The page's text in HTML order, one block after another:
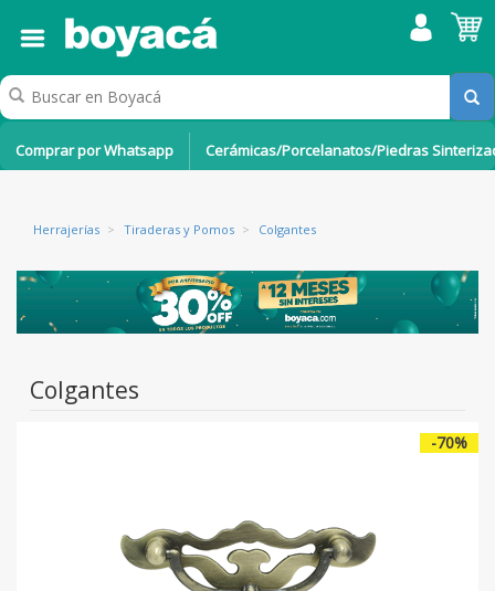
Comprar por Whatsapp Cerámicas/Porcelanatos/Piedras
Herrajerías > Tiraderas y Pomos > Colgantes
Colgantes
-70%